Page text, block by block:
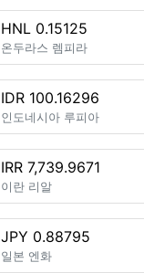
HNL 0.15125
온두라스 렘피라
IDR 100.16296
인도네시아 루피아
IRR 7,739.9671
이란 리알
JPY 0.88795
일본 엔화